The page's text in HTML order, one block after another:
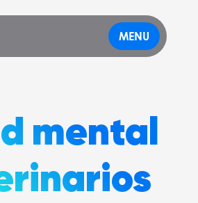
MENU
mental